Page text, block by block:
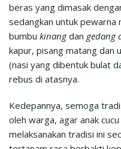
beras yang dimasak
sedangkan untuk pewarna
bumbu kinangdan gedang
kapur, pisang matang dan
(nasi yang dibentuk bulat
rebus di atasnya.
Kedepannya, semoga
oleh warga, agar anak
melaksanakan tradisi ini